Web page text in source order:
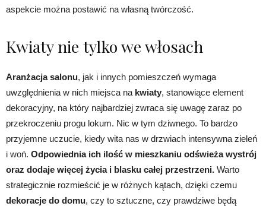
aspekcie można postawić na własną twórczość.
Kwiaty nie tylko we włosach
Aranżacja salonu, jak i innych pomieszczeń wymaga
uwzględnienia w nich miejsca na kwiaty, stanowiące element
dekoracyjny, na który najbardziej zwraca się uwagę zaraz po
przekroczeniu progu lokum. Nic w tym dziwnego. To bardzo
przyjemne uczucie, kiedy wita nas w drzwiach intensywna zieleń
i woń. Odpowiednia ich ilość w mieszkaniu odświeża wystrój
oraz dodaje więcej życia i blasku całej przestrzeni. Warto
strategicznie rozmieścić je w różnych kątach, dzięki czemu
dekoracje do domu, czy to sztuczne, czy prawdziwe będą